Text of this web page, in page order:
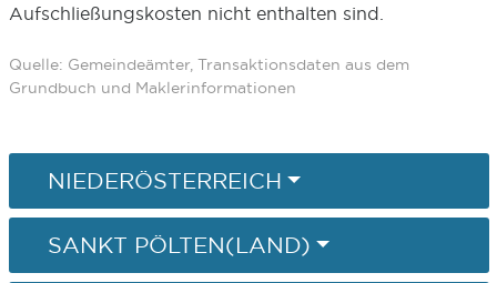
Aufschließungskosten nicht enthalten sind.
Quelle: Gemeindeämter, Transaktionsdaten aus dem
Grundbuch und Maklerinformationen
NIEDERÖSTERREICH
SANKT PÖLTEN(LAND)